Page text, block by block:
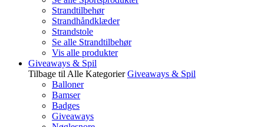
Strandtilbehør
Strandhåndklæder
Strandstole
Se alle Strandtilbehør
Vis alle produkter
Giveaways & Spil
Tilbage til Alle Kategorier Giveaways & Spil
Balloner
Bamser
Badges
Giveaways